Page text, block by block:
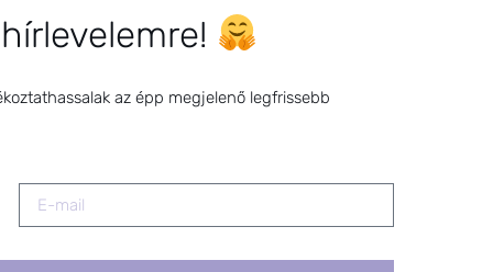
a levél alján található
az épp megjelenő legfrissebb